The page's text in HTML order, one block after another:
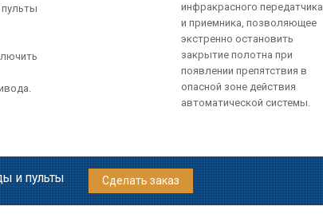
инфракрасного передатчика
и приемника, позволяющее
экстренно остановить
закрытие полотна при
появлении препятствия в
опасной зоне действия
автоматической системы.
и пульты Сделать заказ